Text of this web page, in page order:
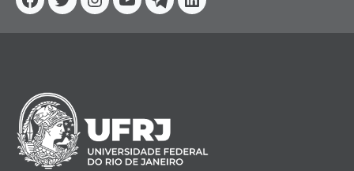
Facebook
TwitterInstagram
YouTube
TelegramLinkedin